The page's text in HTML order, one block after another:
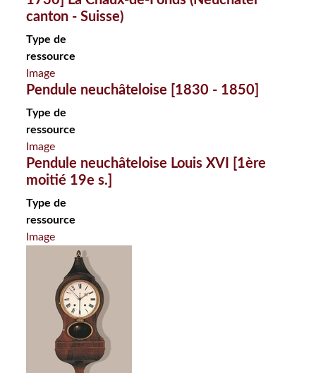
canton - Suisse)
Type de
ressource
Image
Pendule neuchâteloise [1830 - 1850]
Type de
ressource
Image
Pendule neuchâteloise Louis XVI [1ère
moitié 19e s.]
Type de
ressource
Image